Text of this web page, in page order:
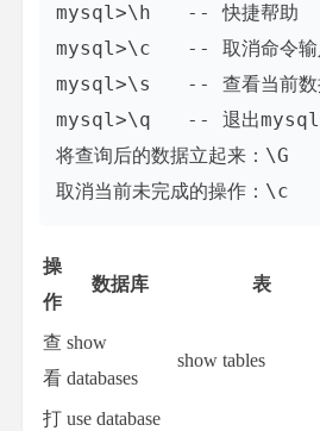
mysql>\h   -- 快捷帮助
mysql>\c   -- 取消命令输
mysql>\s   -- 查看当前数
mysql>\q   -- 退出mysql
将查询后的数据立起来：\G
操
作
数据库 表
查
看
show
databases
show tables
打 use database